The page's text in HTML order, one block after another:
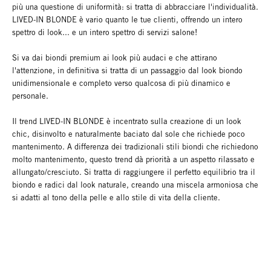
più una questione di uniformità: si tratta di abbracciare l'individualità.
LIVED-IN BLONDE è vario quanto le tue clienti, offrendo un intero
spettro di look... e un intero spettro di servizi salone!
Si va dai biondi premium ai look più audaci e che attirano
l'attenzione, in definitiva si tratta di un passaggio dal look biondo
unidimensionale e completo verso qualcosa di più dinamico e
personale.
Il trend LIVED-IN BLONDE è incentrato sulla creazione di un look
chic, disinvolto e naturalmente baciato dal sole che richiede poco
mantenimento. A differenza dei tradizionali stili biondi che richiedono
molto mantenimento, questo trend dà priorità a un aspetto rilassato e
allungato/cresciuto. Si tratta di raggiungere il perfetto equilibrio tra il
biondo e radici dal look naturale, creando una miscela armoniosa che
si adatti al tono della pelle e allo stile di vita della cliente.